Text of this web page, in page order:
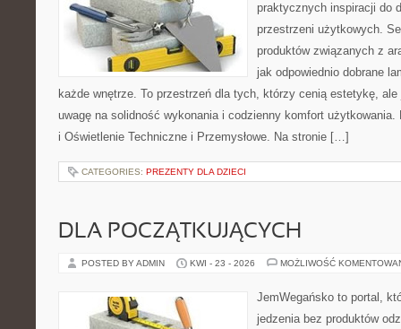
praktycznych inspiracji do
przestrzeni użytkowych.
produktów związanych z
jak odpowiednio dobrane
każde wnętrze. To przestrzeń dla tych, którzy cenią estetykę,
uwagę na solidność wykonania i codzienny komfort
i Oświetlenie Techniczne i Przemysłowe. Na stronie […]
CATEGORIES: PREZENTY DLA DZIECI
DLA POCZĄTKUJĄCYCH
POSTED BY ADMIN KWI - 23 - 2026 MOŻLIWOŚĆ
JemWegańsko to portal,
jedzenia bez produktów